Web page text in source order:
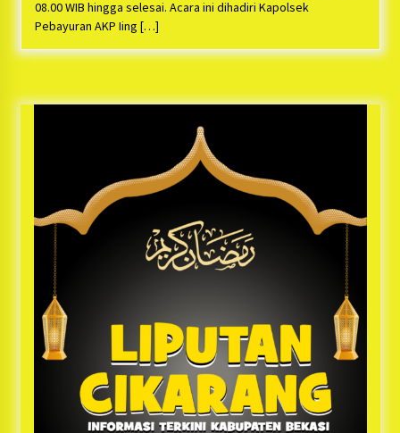
Support Camat Kedungwaringin Memberikan
Logistik Ke Posko Jurpala Kosmi
1 tahun ago
Cepat Polres Metro Bekasi dan Polsek Cikarang
Pengusiran Pendirian Posko
Kodim 0509 Kabupaten Bekasi Terima 20
Perahu Bantuan Dari Panglima TNI
1 tahun ago
Jelang Ramadhan, Kecamatan Cikarang Pusat
Gelar STQ ke-VII
1 tahun ago
08.00 WIB hingga selesai. Acara ini dihadiri Kapolsek
Pebayuran AKP Iing […]